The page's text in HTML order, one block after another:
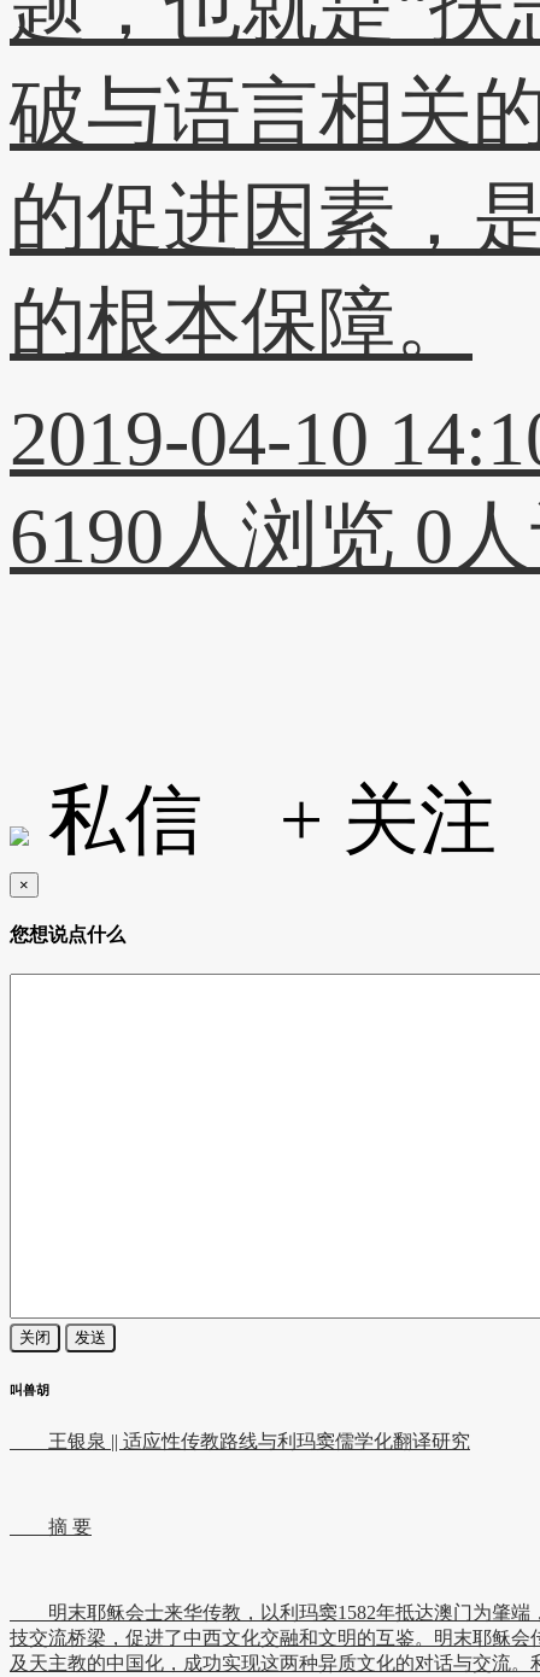
破与语言相关
的促进因素，
的根本保障。
2019-04-10
6190人浏览 0
私信 + 关注
×
您想说点什么
关闭 发送
叫兽胡
王银泉 || 适应性传教路线与利玛窦儒学化翻译研究
摘 要
明末耶稣会士来华传教，以利玛窦1582年抵达澳门为肇端
技交流桥梁，促进了中西文化交融和文明的互鉴。明末耶稣
及天主教的中国化，成功实现这两种异质文化的对话与交流